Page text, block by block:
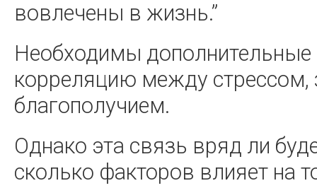
вовлечены в жизнь.”
Необходимы дополнительные
корреляцию между
благополучием.
Однако эта связь вряд ли
сколько факторов влияет на